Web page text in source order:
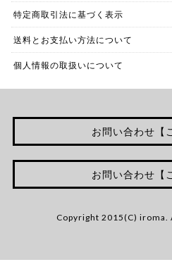
特定商取引法に基づく表示
送料とお支払い方法について
個人情報の取扱いについて
お問い合わせ【
お問い合わせ【
Copyright 2015(C) iroma.